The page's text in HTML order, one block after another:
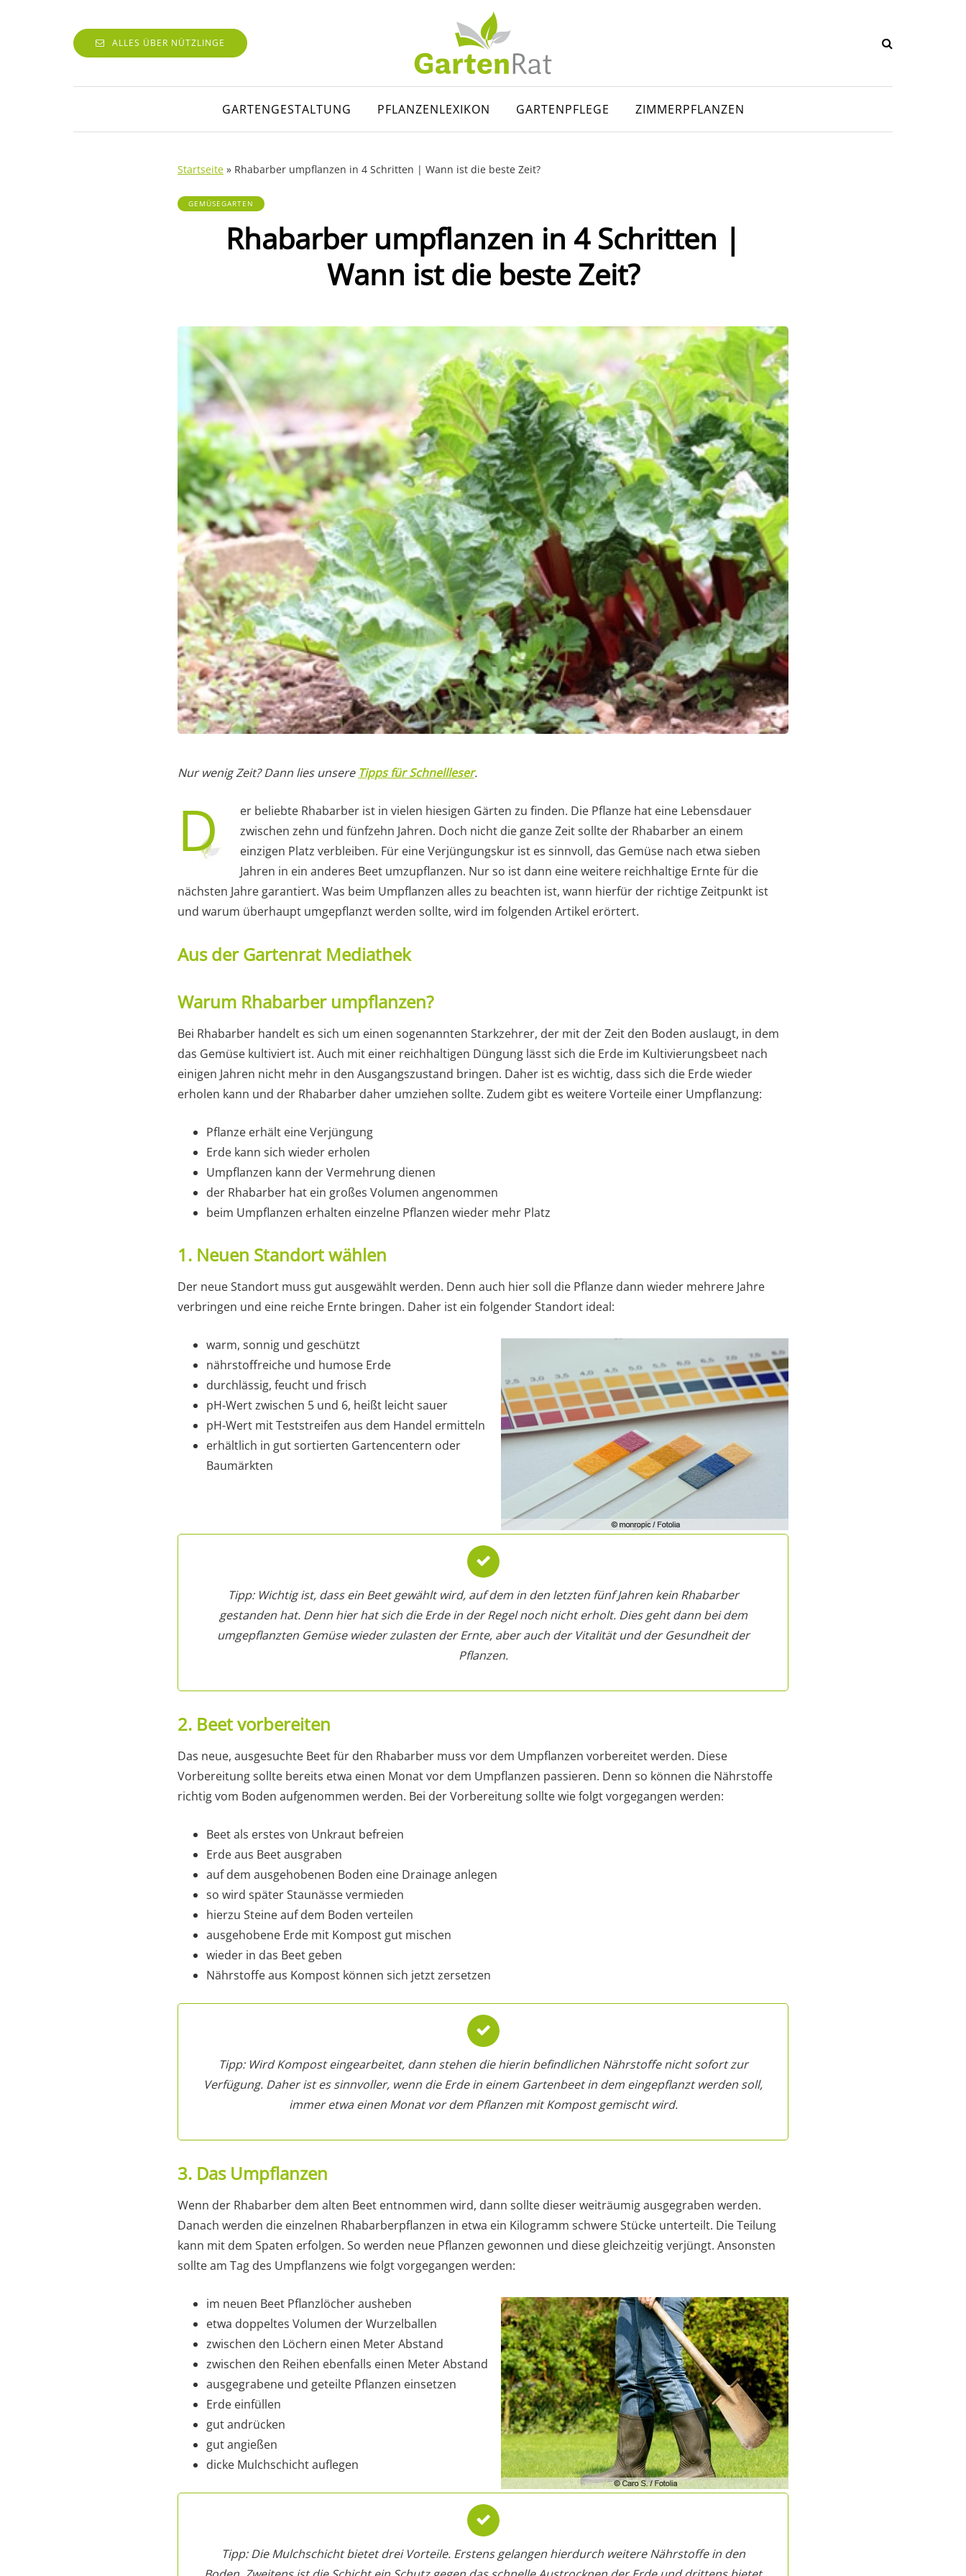
ALLES ÜBER NÜTZLINGE
GARTENGESTALTUNG PFLANZENLEXIKON GARTENPFLEGE ZIMMERPFLANZEN
Startseite » Rhabarber umpflanzen in 4 Schritten | Wann ist die beste Zeit?
GEMÜSEGARTEN
Rhabarber umpflanzen in 4 Schritten |
Wann ist die beste Zeit?
Nur wenig Zeit? Dann lies unsere Tipps für Schnellleser.
D
er beliebte Rhabarber ist in vielen hiesigen Gärten zu finden. Die Pflanze hat eine Lebensdauer
zwischen zehn und fünfzehn Jahren. Doch nicht die ganze Zeit sollte der Rhabarber an einem
einzigen Platz verbleiben. Für eine Verjüngungskur ist es sinnvoll, das Gemüse nach etwa sieben
Jahren in ein anderes Beet umzupflanzen. Nur so ist dann eine weitere reichhaltige Ernte für die
nächsten Jahre garantiert. Was beim Umpflanzen alles zu beachten ist, wann hierfür der richtige Zeitpunkt ist
und warum überhaupt umgepflanzt werden sollte, wird im folgenden Artikel erörtert.
Aus der Gartenrat Mediathek
Warum Rhabarber umpflanzen?
Bei Rhabarber handelt es sich um einen sogenannten Starkzehrer, der mit der Zeit den Boden auslaugt, in dem
das Gemüse kultiviert ist. Auch mit einer reichhaltigen Düngung lässt sich die Erde im Kultivierungsbeet nach
einigen Jahren nicht mehr in den Ausgangszustand bringen. Daher ist es wichtig, dass sich die Erde wieder
erholen kann und der Rhabarber daher umziehen sollte. Zudem gibt es weitere Vorteile einer Umpflanzung:
Pflanze erhält eine Verjüngung
Erde kann sich wieder erholen
Umpflanzen kann der Vermehrung dienen
der Rhabarber hat ein großes Volumen angenommen
beim Umpflanzen erhalten einzelne Pflanzen wieder mehr Platz
1. Neuen Standort wählen
Der neue Standort muss gut ausgewählt werden. Denn auch hier soll die Pflanze dann wieder mehrere Jahre
verbringen und eine reiche Ernte bringen. Daher ist ein folgender Standort ideal:
warm, sonnig und geschützt
nährstoffreiche und humose Erde
durchlässig, feucht und frisch
pH-Wert zwischen 5 und 6, heißt leicht sauer
pH-Wert mit Teststreifen aus dem Handel ermitteln
erhältlich in gut sortierten Gartencentern oder
Baumärkten
Tipp: Wichtig ist, dass ein Beet gewählt wird, auf dem in den letzten fünf Jahren kein Rhabarber
gestanden hat. Denn hier hat sich die Erde in der Regel noch nicht erholt. Dies geht dann bei dem
umgepflanzten Gemüse wieder zulasten der Ernte, aber auch der Vitalität und der Gesundheit der
Pflanzen.
2. Beet vorbereiten
Das neue, ausgesuchte Beet für den Rhabarber muss vor dem Umpflanzen vorbereitet werden. Diese
Vorbereitung sollte bereits etwa einen Monat vor dem Umpflanzen passieren. Denn so können die Nährstoffe
richtig vom Boden aufgenommen werden. Bei der Vorbereitung sollte wie folgt vorgegangen werden:
Beet als erstes von Unkraut befreien
Erde aus Beet ausgraben
auf dem ausgehobenen Boden eine Drainage anlegen
so wird später Staunässe vermieden
hierzu Steine auf dem Boden verteilen
ausgehobene Erde mit Kompost gut mischen
wieder in das Beet geben
Nährstoffe aus Kompost können sich jetzt zersetzen
Tipp: Wird Kompost eingearbeitet, dann stehen die hierin befindlichen Nährstoffe nicht sofort zur
Verfügung. Daher ist es sinnvoller, wenn die Erde in einem Gartenbeet in dem eingepflanzt werden soll,
immer etwa einen Monat vor dem Pflanzen mit Kompost gemischt wird.
3. Das Umpflanzen
Wenn der Rhabarber dem alten Beet entnommen wird, dann sollte dieser weiträumig ausgegraben werden.
Danach werden die einzelnen Rhabarberpflanzen in etwa ein Kilogramm schwere Stücke unterteilt. Die Teilung
kann mit dem Spaten erfolgen. So werden neue Pflanzen gewonnen und diese gleichzeitig verjüngt. Ansonsten
sollte am Tag des Umpflanzens wie folgt vorgegangen werden:
im neuen Beet Pflanzlöcher ausheben
etwa doppeltes Volumen der Wurzelballen
zwischen den Löchern einen Meter Abstand
zwischen den Reihen ebenfalls einen Meter Abstand
ausgegrabene und geteilte Pflanzen einsetzen
Erde einfüllen
gut andrücken
gut angießen
dicke Mulchschicht auflegen
Tipp: Die Mulchschicht bietet drei Vorteile. Erstens gelangen hierdurch weitere Nährstoffe in den